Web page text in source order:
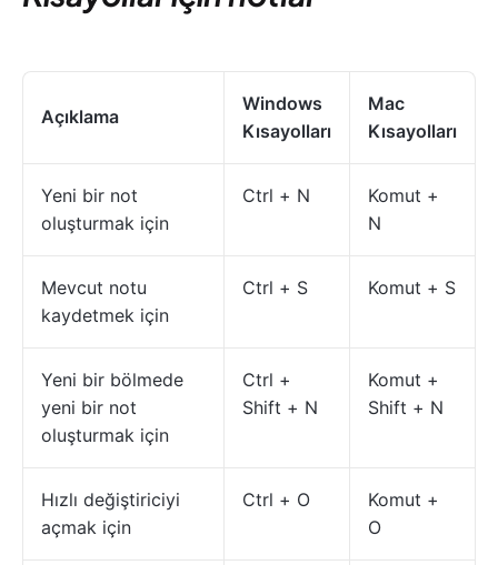
Açıklama
Windows
Kısayolları
Mac
Kısayolları
Yeni bir not
oluşturmak için
Ctrl + N
Komut +
N
Mevcut notu
kaydetmek için
Ctrl + S Komut + S
Yeni bir bölmede
yeni bir not
oluşturmak için
Ctrl +
Shift + N
Komut +
Shift + N
Hızlı değiştiriciyi
açmak için
Ctrl + O
Komut +
O